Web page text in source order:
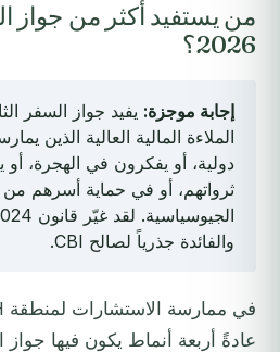
من يستفيد أكثر من جواز
2026؟
إجابة موجزة: يفيد جواز السفر
الملاءة المالية العالية الذين
دولية، أو يفكرون في الهجرة، أو
ثرواتهم، أو في حماية أسرهم من
والفائدة جذرياً لصالح CBI.
عادةً أربعة أنماط يكون فيها